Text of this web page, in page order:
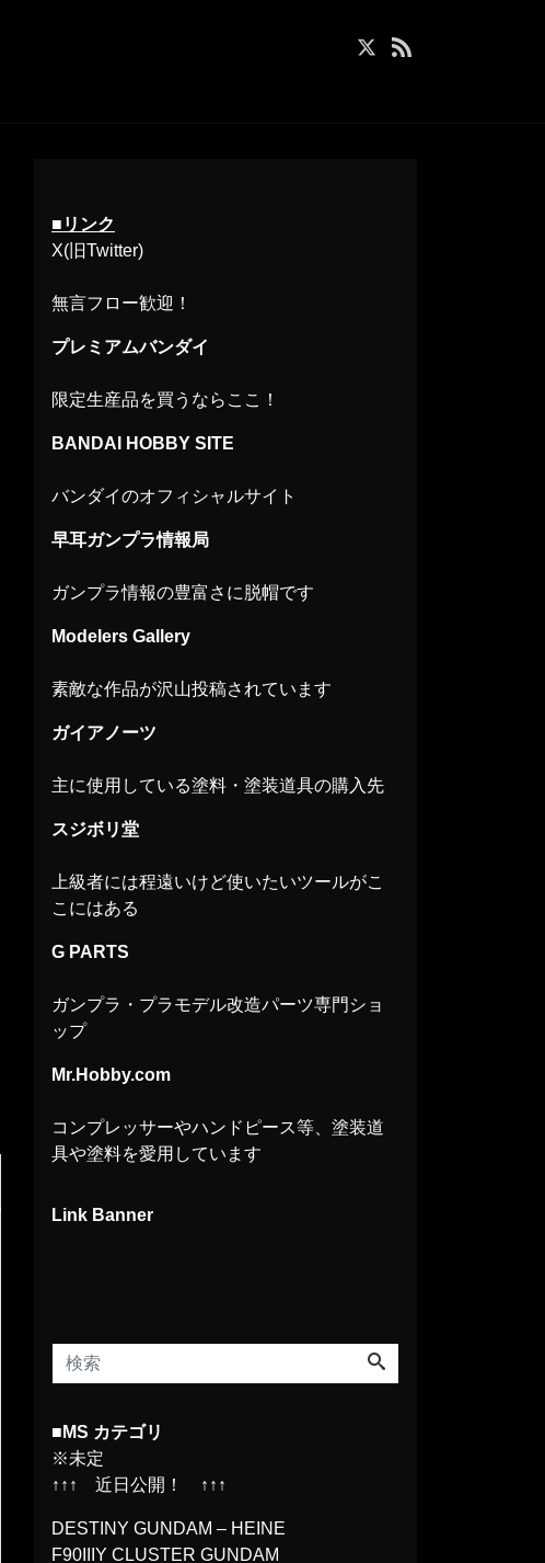
■リンク
X(旧Twitter)
無言フロー歓迎！
プレミアムバンダイ
限定生産品を買うならここ！
BANDAI HOBBY SITE
バンダイのオフィシャルサイト
早耳ガンプラ情報局
ガンプラ情報の豊富さに脱帽です
Modelers Gallery
素敵な作品が沢山投稿されています
ガイアノーツ
主に使用している塗料・塗装道具の購入先
スジボリ堂
上級者には程遠いけど使いたいツールがこ
こにはある
G PARTS
ガンプラ・プラモデル改造パーツ専門ショ
ップ
Mr.Hobby.com
コンプレッサーやハンドピース等、塗装道
具や塗料を愛用しています
Link Banner
■MS カテゴリ
※未定
↑↑↑ 近日公開！ ↑↑↑
DESTINY GUNDAM – HEINE
F90IIIY CLUSTER GUNDAM